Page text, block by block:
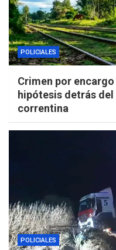
POLICIALES
Crimen por encargo
hipótesis detrás
correntina
POLICIALES